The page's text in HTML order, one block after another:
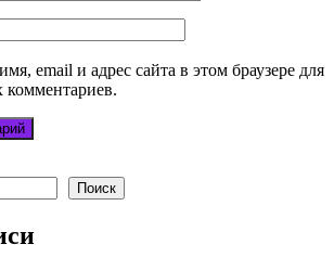
email и адрес сайта в этом браузере для
Поиск